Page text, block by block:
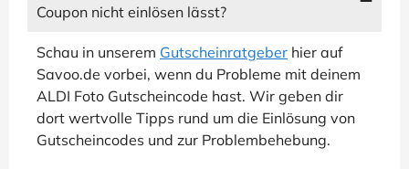
Coupon nicht einlösen lässt?
Schau in unserem Gutscheinratgeber hier auf
Savoo.de vorbei, wenn du Probleme mit deinem
ALDI Foto Gutscheincode hast. Wir geben dir
dort wertvolle Tipps rund um die Einlösung von
Gutscheincodes und zur Problembehebung.